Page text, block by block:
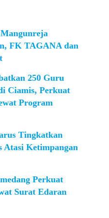
FK TAGANA dan
250 Guru
Ciamis, Perkuat
Program
Tingkatkan
Atasi Ketimpangan
Perkuat
Surat Edaran